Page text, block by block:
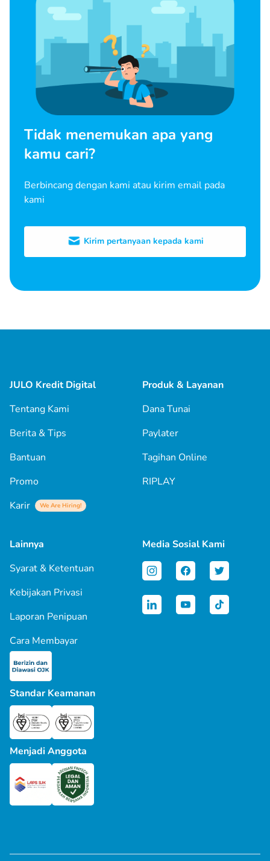
Tidak menemukan apa yang
kamu cari?
Berbincang dengan kami atau kirim email pada
kami
Kirim pertanyaan kepada kami
JULO Kredit Digital
Tentang Kami
Berita & Tips
Bantuan
Promo
Karir
We Are Hiring!
Produk & Layanan
Dana Tunai
Paylater
Tagihan Online
RIPLAY
Lainnya
Syarat & Ketentuan
Kebijakan Privasi
Laporan Penipuan
Cara Membayar
Media Sosial Kami
Standar Keamanan
Menjadi Anggota